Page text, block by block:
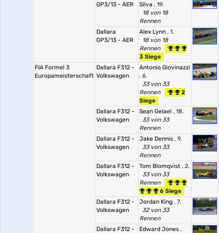
GP3/13 - AER
Silva , 19.
18 von 18
Rennen
Dallara
GP3/13 - AER
Alex Lynn , 1.
18 von 18
Rennen
3 Siege
FIA Formel 3
Europameisterschaft
Dallara F312 -
Volkswagen
Antonio Giovinazzi
, 6.
33 von 33
Rennen
2
Siege
Dallara F312 -
Volkswagen
Sean Gelael , 18.
33 von 33
Rennen
Dallara F312 -
Volkswagen
Jake Dennis , 9.
33 von 33
Rennen
Dallara F312 -
Volkswagen
Tom Blomqvist , 2.
33 von 33
Rennen
6 Siege
Dallara F312 -
Volkswagen
Jordan King , 7.
32 von 33
Rennen
Dallara F312 -
Edward Jones ,